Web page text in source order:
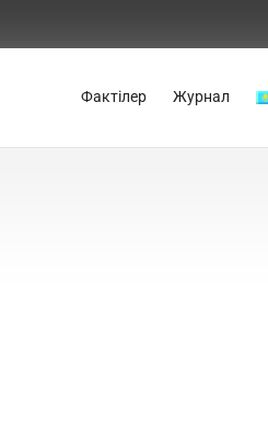
Фактілер Журнал